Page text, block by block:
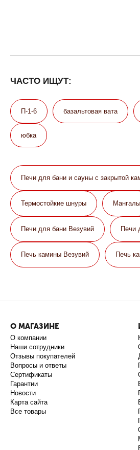
ЧАСТО ИЩУТ:
П-1-6 базальтовая вата
юбка
Печи для бани и сауны с закрытой
Термостойкие шнуры Мангалы
Печи для бани Везувий Печи
Печь камины Везувий Печь
О МАГАЗИНЕ
О компании
Наши сотрудники
Отзывы покупателей
Вопросы и ответы
Сертификаты
Гарантии
Новости
Карта сайта
Все товары